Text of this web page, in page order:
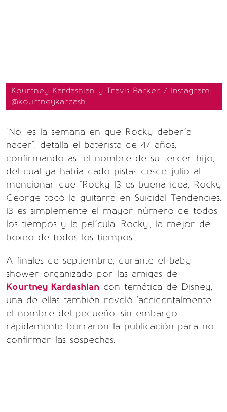
Kourtney Kardashian y Travis Barker / Instagram:
@kourtneykardash
"No, es la semana en que Rocky debería
nacer", detalla el baterista de 47 años,
confirmando así el nombre de su tercer hijo,
del cual ya había dado pistas desde julio al
mencionar que "Rocky 13 es buena idea, Rocky
George tocó la guitarra en Suicidal Tendencies.
13 es simplemente el mayor número de todos
los tiempos y la película 'Rocky', la mejor de
boxeo de todos los tiempos".
A finales de septiembre, durante el baby
shower organizado por las amigas de
Kourtney Kardashian con temática de Disney,
una de ellas también reveló 'accidentalmente'
el nombre del pequeño, sin embargo,
rápidamente borraron la publicación para no
confirmar las sospechas.